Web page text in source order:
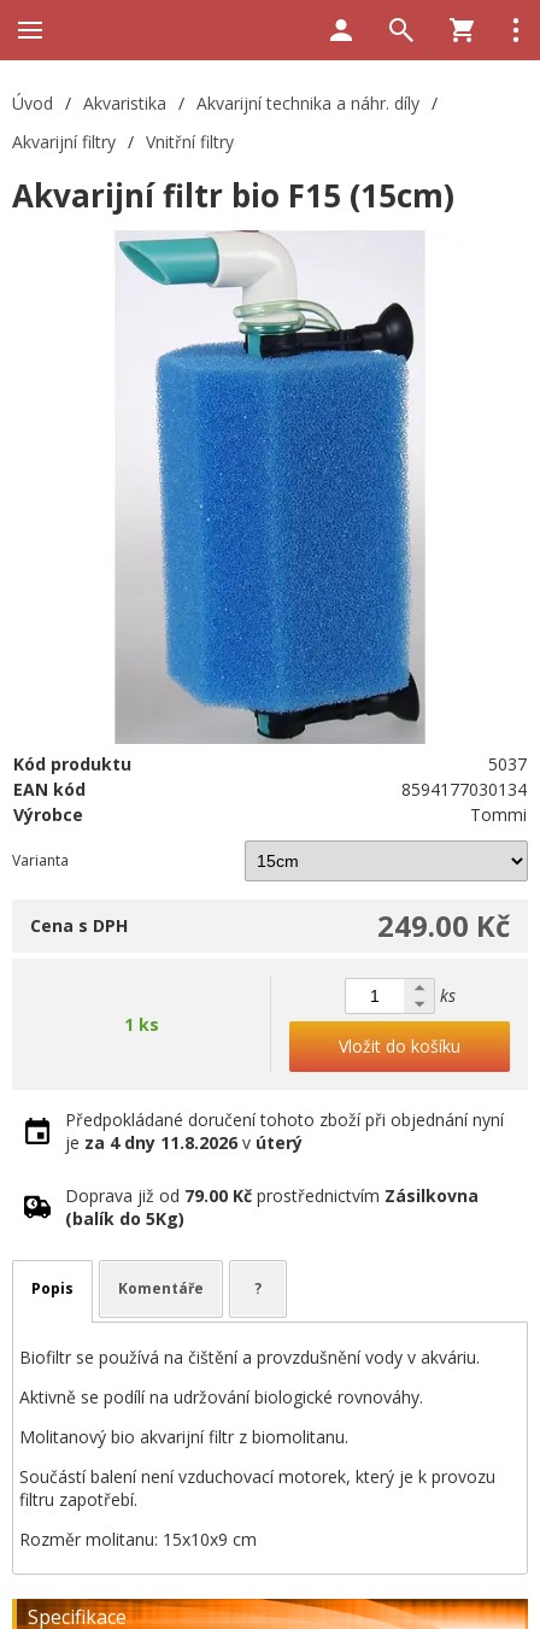
Úvod / Akvaristika / Akvarijní technika a náhr. díly /
Akvarijní filtry / Vnitřní filtry
Akvarijní filtr bio F15 (15cm)
Kód produktu
5037
EAN kód
8594177030134
Výrobce
Tommi
Varianta
249.00 Kč
Cena s DPH
1 ks
ks
Vložit do košíku
Předpokládané doručení tohoto zboží při objednání nyní
je za 4 dny 11.8.2026 v úterý
Doprava již od 79.00 Kč prostřednictvím Zásilkovna
(balík do 5Kg)
Popis Komentáře ?
Biofiltr se používá na čištění a provzdušnění vody v akváriu.
Aktivně se podílí na udržování biologické rovnováhy.
Molitanový bio akvarijní filtr z biomolitanu.
Součástí balení není vzduchovací motorek, který je k provozu
filtru zapotřebí.
Rozměr molitanu: 15x10x9 cm
Specifikace